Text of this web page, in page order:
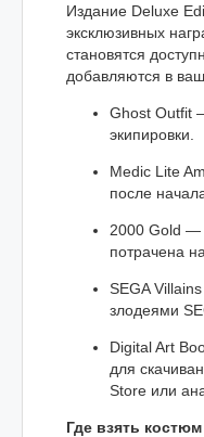
Издание Deluxe
эксклюзивных
становятся
добавляются в
Ghost Outfit
экипировки.
Medic Lite
после
2000 Gold —
потрачена
SEGA
злодеями
Digital Art
для
Store или
Где взять